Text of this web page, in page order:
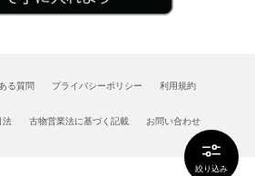
絞り込み
る質問 プライバシーポリシー 利用規約
法 古物営業法に基づく記載 お問い合わせ